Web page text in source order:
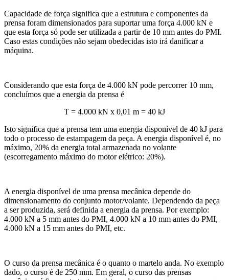
Capacidade de força significa que a estrutura e componentes da
prensa foram dimensionados para suportar uma força 4.000 kN e
que esta força só pode ser utilizada a partir de 10 mm antes do PMI.
Caso estas condições não sejam obedecidas isto irá danificar a
máquina.
Considerando que esta força de 4.000 kN pode percorrer 10 mm,
concluímos que a energia da prensa é
T = 4.000 kN x 0,01 m = 40 kJ
Isto significa que a prensa tem uma energia disponível de 40 kJ para
todo o processo de estampagem da peça. A energia disponível é, no
máximo, 20% da energia total armazenada no volante
(escorregamento máximo do motor elétrico: 20%).
A energia disponível de uma prensa mecânica depende do
dimensionamento do conjunto motor/volante. Dependendo da peça
a ser produzida, será definida a energia da prensa. Por exemplo:
4.000 kN a 5 mm antes do PMI, 4.000 kN a 10 mm antes do PMI,
4.000 kN a 15 mm antes do PMI, etc.
O curso da prensa mecânica é o quanto o martelo anda. No exemplo
dado, o curso é de 250 mm. Em geral, o curso das prensas